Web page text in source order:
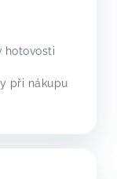
hotovosti
při nákupu